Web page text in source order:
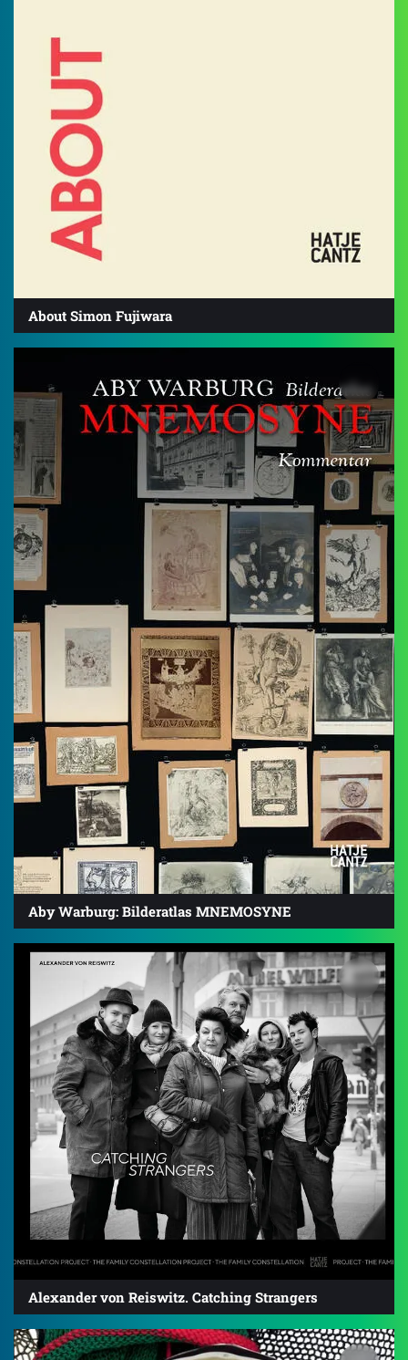
About Simon Fujiwara
Aby Warburg: Bilderatlas MNEMOSYNE
Alexander von Reiswitz. Catching Strangers